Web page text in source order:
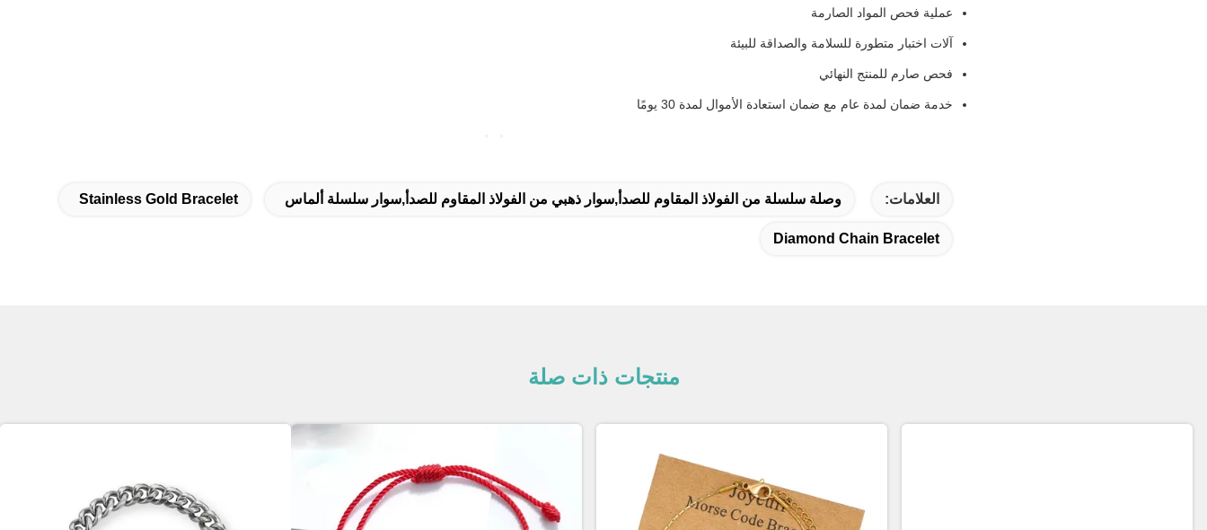
عملية فحص المواد الصارمة
آلات اختبار متطورة للسلامة والصداقة للبيئة
فحص صارم للمنتج النهائي
خدمة ضمان لمدة عام مع ضمان استعادة الأموال لمدة 30 يومًا
العلامات: وصلة سلسلة من الفولاذ المقاوم للصدأ,سوار ذهبي من الفولاذ المقاوم للصدأ,سوار سلسلة ألماس Stainless Gold Bracelet
Diamond Chain Bracelet
منتجات ذات صلة